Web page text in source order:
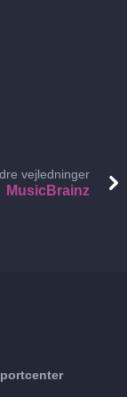
vejledninger
MusicBrainz